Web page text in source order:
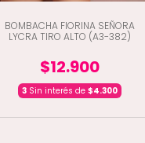
BOMBACHA FIORINA SEÑORA
LYCRA TIRO ALTO (A3-382)
$12.900
3Sin interés de $4.300